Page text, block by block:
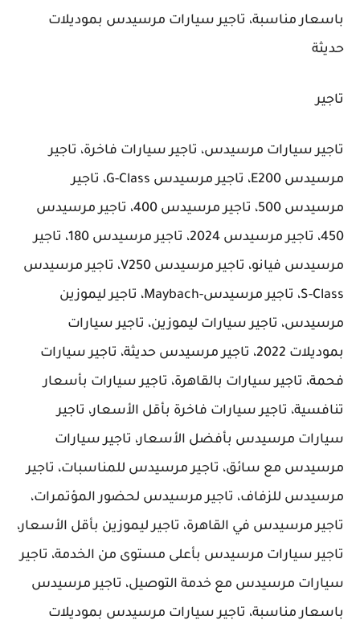
باسعار مناسبة، تاجير سيارات مرسيدس بموديلات
حديثة
تاجير
تاجير سيارات مرسيدس، تاجير سيارات فاخرة، تاجير
مرسيدس E200، تاجير مرسيدس G-Class، تاجير
مرسيدس 500، تاجير مرسيدس 400، تاجير مرسيدس
450، تاجير مرسيدس 2024، تاجير مرسيدس 180، تاجير
مرسيدس فيانو، تاجير مرسيدس V250، تاجير مرسيدس
S-Class، تاجير مرسيدس-Maybach، تاجير ليموزين
مرسيدس، تاجير سيارات ليموزين، تاجير سيارات
بموديلات 2022، تاجير مرسيدس حديثة، تاجير سيارات
فحمة، تاجير سيارات بالقاهرة، تاجير سيارات بأسعار
تنافسية، تاجير سيارات فاخرة بأقل الأسعار، تاجير
سيارات مرسيدس بأفضل الأسعار، تاجير سيارات
مرسيدس مع سائق، تاجير مرسيدس للمناسبات، تاجير
مرسيدس للزفاف، تاجير مرسيدس لحضور المؤتمرات،
تاجير مرسيدس في القاهرة، تاجير ليموزين بأقل الأسعار،
تاجير سيارات مرسيدس بأعلى مستوى من الخدمة، تاجير
سيارات مرسيدس مع خدمة التوصيل، تاجير مرسيدس
باسعار مناسبة، تاجير سيارات مرسيدس بموديلات